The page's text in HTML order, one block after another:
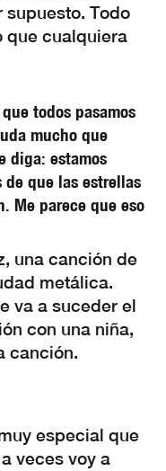
Todo
que cualquiera
todos pasamos
mucho que
diga: estamos
que las estrellas
Me parece que eso
una canción de
metálica.
va a suceder el
con una niña,
canción.
especial que
veces voy a